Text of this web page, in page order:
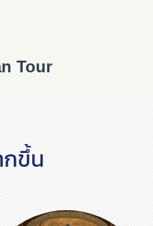
Tour
กขึ้น